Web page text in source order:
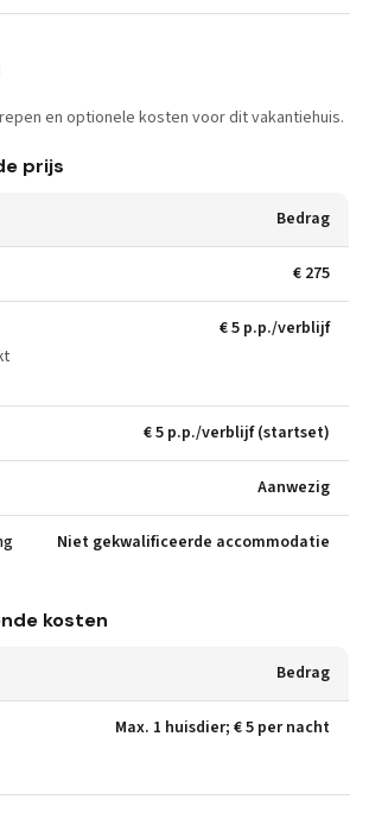
en optionele kosten voor dit vakantiehuis.
prijs
Bedrag
€ 275
€ 5 p.p./verblijf
€ 5 p.p./verblijf (startset)
Aanwezig
Niet gekwalificeerde accommodatie
kosten
Bedrag
Max. 1 huisdier; € 5 per nacht